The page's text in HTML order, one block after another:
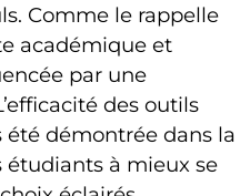
Comme le rappelle
académique et
par une
des outils
été démontrée dans la
étudiants à mieux se